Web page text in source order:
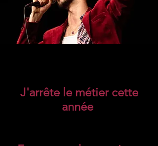
J'arrête le métier cette
année